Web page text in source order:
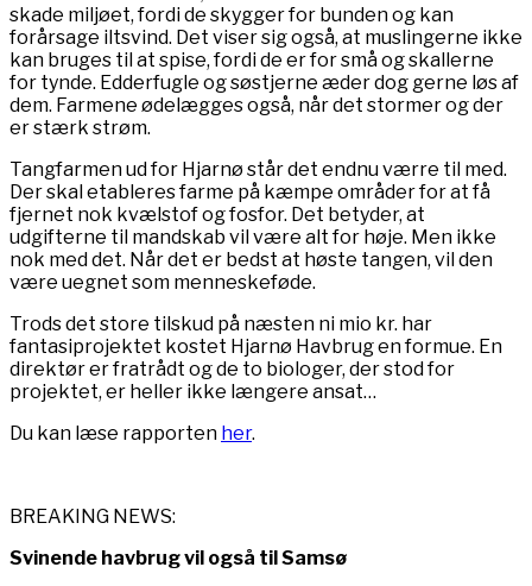
skade miljøet, fordi de skygger for bunden og kan
forårsage iltsvind. Det viser sig også, at muslingerne ikke
kan bruges til at spise, fordi de er for små og skallerne
for tynde. Edderfugle og søstjerne æder dog gerne løs af
dem. Farmene ødelægges også, når det stormer og der
er stærk strøm.
Tangfarmen ud for Hjarnø står det endnu værre til med.
Der skal etableres farme på kæmpe områder for at få
fjernet nok kvælstof og fosfor. Det betyder, at
udgifterne til mandskab vil være alt for høje. Men ikke
nok med det. Når det er bedst at høste tangen, vil den
være uegnet som menneskeføde.
Trods det store tilskud på næsten ni mio kr. har
fantasiprojektet kostet Hjarnø Havbrug en formue. En
direktør er fratrådt og de to biologer, der stod for
projektet, er heller ikke længere ansat…
Du kan læse rapporten her.
BREAKING NEWS:
Svinende havbrug vil også til Samsø